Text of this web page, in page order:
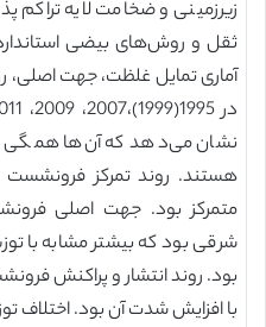
زیرزمینی و ضخامت لایه تراکم
آماری تمایل غلظت، جهت اصلی،
نشان می‌دهد که آن‌ها همگی
هستند. روند تمرکز فرونشست
متمرکز بود. جهت اصلی
شرقی بود که بیشتر مشابه با
بود. روند انتشار و پراکنش
با افزایش شدت آن بود. اختلاف